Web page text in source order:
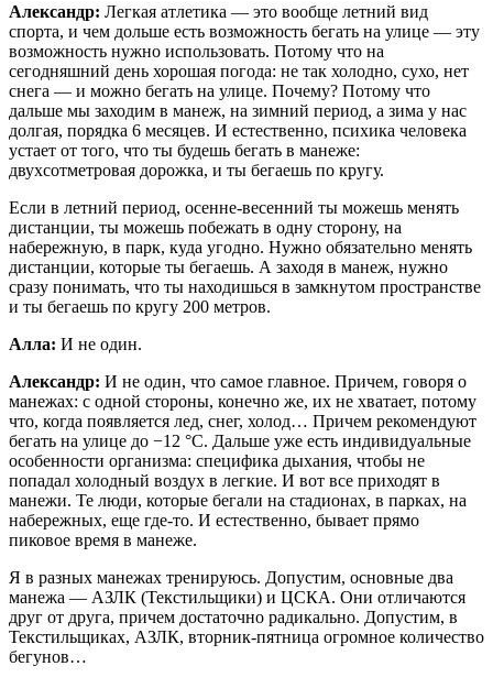
Александр: Легкая атлетика — это вообще летний вид
спорта, и чем дольше есть возможность бегать на улице — эту
возможность нужно использовать. Потому что на
сегодняшний день хорошая погода: не так холодно, сухо, нет
снега — и можно бегать на улице. Почему? Потому что
дальше мы заходим в манеж, на зимний период, а зима у нас
долгая, порядка 6 месяцев. И естественно, психика человека
устает от того, что ты будешь бегать в манеже:
двухсотметровая дорожка, и ты бегаешь по кругу.
Если в летний период, осенне-весенний ты можешь менять
дистанции, ты можешь побежать в одну сторону, на
набережную, в парк, куда угодно. Нужно обязательно менять
дистанции, которые ты бегаешь. А заходя в манеж, нужно
сразу понимать, что ты находишься в замкнутом пространстве
и ты бегаешь по кругу 200 метров.
Алла: И не один.
Александр: И не один, что самое главное. Причем, говоря о
манежах: с одной стороны, конечно же, их не хватает, потому
что, когда появляется лед, снег, холод… Причем рекомендуют
бегать на улице до −12 °С. Дальше уже есть индивидуальные
особенности организма: специфика дыхания, чтобы не
попадал холодный воздух в легкие. И вот все приходят в
манежи. Те люди, которые бегали на стадионах, в парках, на
набережных, еще где-то. И естественно, бывает прямо
пиковое время в манеже.
Я в разных манежах тренируюсь. Допустим, основные два
манежа — АЗЛК (Текстильщики) и ЦСКА. Они отличаются
друг от друга, причем достаточно радикально. Допустим, в
Текстильщиках, АЗЛК, вторник-пятница огромное количество
бегунов…